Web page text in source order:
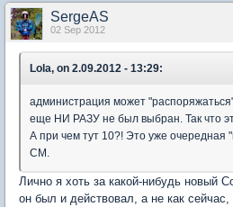
SergeAS
02 Sep 2012
Lola, on 2.09.2012 - 13:29:
администрация может
еще НИ РАЗУ не был выбран. Так что
А при чем тут 10?! Это уже очередная
СМ.
Лично я хоть за какой-нибудь новый
он был и действовал, а не как